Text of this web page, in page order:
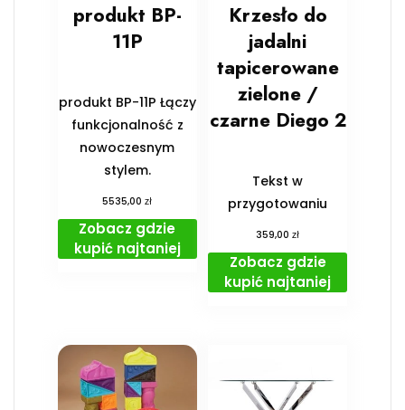
produkt BP-
11P
produkt BP-11P Łączy
funkcjonalność z
nowoczesnym
stylem.
5535,00zł
Zobacz gdzie
kupić najtaniej
Krzesło do
jadalni
tapicerowane
zielone /
czarne Diego 2
Tekst w
przygotowaniu
359,00zł
Zobacz gdzie
kupić najtaniej